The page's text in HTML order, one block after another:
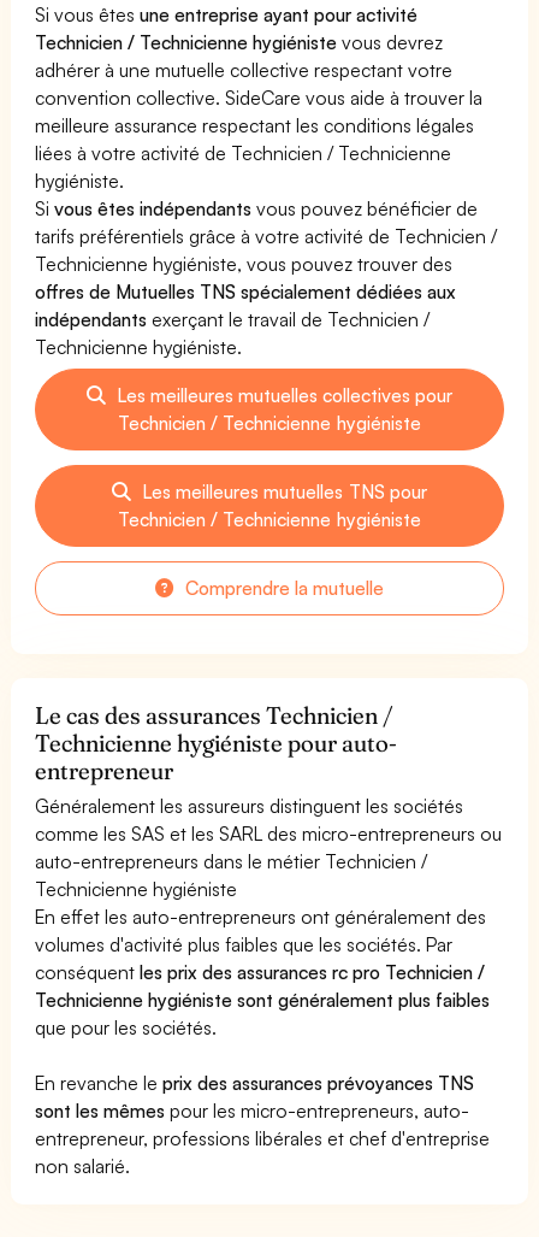
Si vous êtesune entreprise ayant pour activité
Technicien / Technicienne hygiéniste vous devrez
adhérer à une mutuelle collective respectant votre
convention collective. SideCare vous aide à trouver la
meilleure assurance respectant les conditions légales
liées à votre activité de Technicien / Technicienne
hygiéniste.
Sivous êtes indépendants vous pouvez bénéficier de
tarifs préférentiels grâce à votre activité de Technicien /
Technicienne hygiéniste, vous pouvez trouver des
offres de Mutuelles TNS spécialement dédiées aux
indépendants exerçant le travail de Technicien /
Technicienne hygiéniste.
Les meilleures mutuelles collectives pour
Technicien / Technicienne hygiéniste
Les meilleures mutuelles TNS pour
Technicien / Technicienne hygiéniste
Comprendre la mutuelle
Le cas des assurances Technicien /
Technicienne hygiéniste pour auto-
entrepreneur
Généralement les assureurs distinguent les sociétés
comme les SAS et les SARL des micro-entrepreneurs ou
auto-entrepreneurs dans le métier Technicien /
Technicienne hygiéniste
En effet les auto-entrepreneurs ont généralement des
volumes d'activité plus faibles que les sociétés. Par
conséquentles prix des assurances rc pro Technicien /
Technicienne hygiéniste sont généralement plus faibles
que pour les sociétés.
En revanche leprix des assurances prévoyances TNS
sont les mêmes pour les micro-entrepreneurs, auto-
entrepreneur, professions libérales et chef d'entreprise
non salarié.